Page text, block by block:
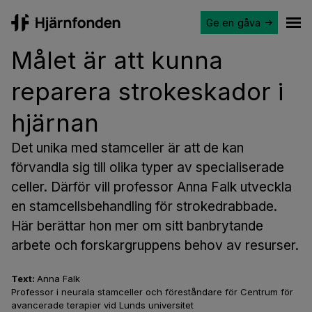
Ge en gåva
Text: Anna Falk
Professor i neurala stamceller och föreståndare för Centrum för
avancerade terapier vid Lunds universitet
Målet är att kunna
reparera strokeskador i
hjärnan
Det unika med stamceller är att de kan
förvandla sig till olika typer av specialiserade
celler. Därför vill professor Anna Falk utveckla
en stamcellsbehandling för strokedrabbade.
Här berättar hon mer om sitt banbrytande
arbete och forskargruppens behov av resurser.